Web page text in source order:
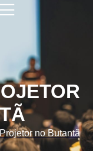
no Butantã